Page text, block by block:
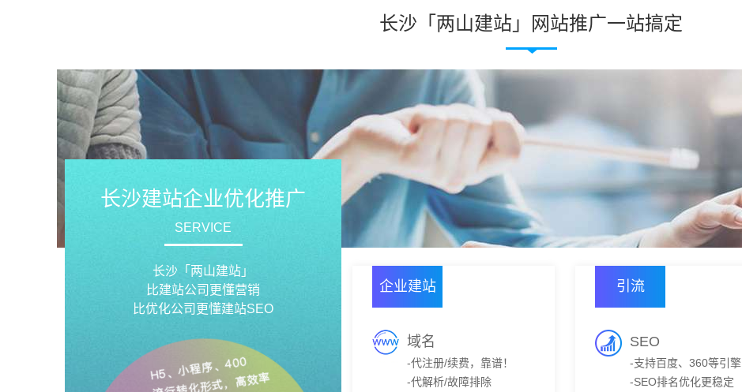
长沙「两山建站」网站推广一站搞定
长沙建站企业优化推广
SERVICE
长沙「两山建站」
比建站公司更懂营销
比优化公司更懂建站SEO
企业建站
域名
-代注册/续费，靠谱！
-代解析/故障排除
引流
SEO
-支持百度、360等引擎
-SEO排名优化更稳定